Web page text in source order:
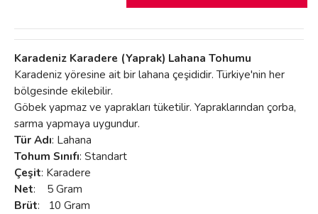
Karadeniz Karadere (Yaprak) Lahana Tohumu
Karadeniz yöresine ait bir lahana çeşididir. Türkiye'nin her
bölgesinde ekilebilir.
Göbek yapmaz ve yaprakları tüketilir. Yapraklarından çorba,
sarma yapmaya uygundur.
Tür Adı: Lahana
Tohum Sınıfı: Standart
Çeşit: Karadere
Net: 5 Gram
Brüt: 10 Gram